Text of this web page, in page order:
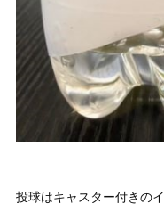
投球はキャスター付きの